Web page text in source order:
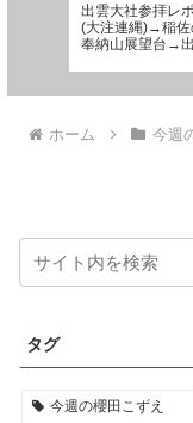
出雲大社参拝レ
(大注連縄)→稲
奉納山展望台→
ホーム 今週
タグ
今週の櫻田こずえ